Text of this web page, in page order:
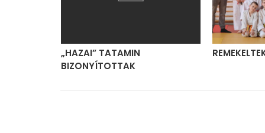
„HAZAI” TATAMIN
BIZONYÍTOTTAK